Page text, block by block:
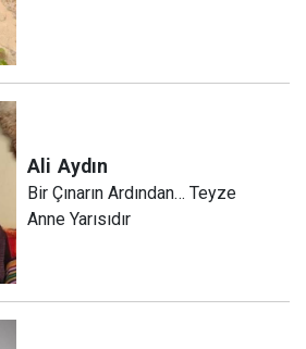
Ali Aydın
Bir Çınarın Ardından… Teyze
Anne Yarısıdır